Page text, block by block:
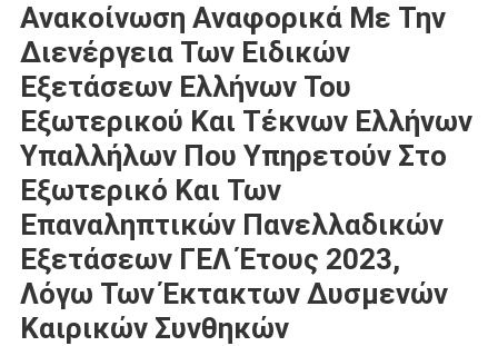
Ανακοίνωση Αναφορικά Με Την
Διενέργεια Των Ειδικών
Εξετάσεων Ελλήνων Του
Εξωτερικού Και Τέκνων Ελλήνων
Υπαλλήλων Που Υπηρετούν Στο
Εξωτερικό Και Των
Επαναληπτικών Πανελλαδικών
Εξετάσεων ΓΕΛ Έτους 2023,
Λόγω Των Έκτακτων Δυσμενών
Καιρικών Συνθηκών